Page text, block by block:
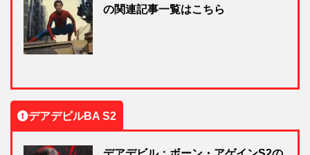
の関連記事一覧はこちら
デアデビルBA S2